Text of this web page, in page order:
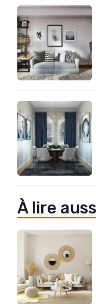
À lire